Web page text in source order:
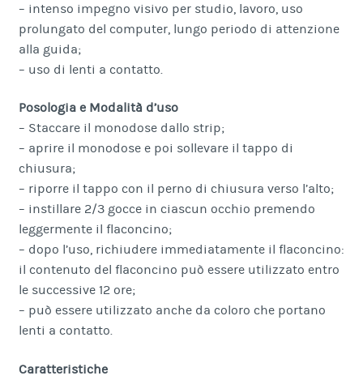
– intenso impegno visivo per studio, lavoro, uso
prolungato del computer, lungo periodo di attenzione
alla guida;
– uso di lenti a contatto.
Posologia e Modalità d’uso
– Staccare il monodose dallo strip;
– aprire il monodose e poi sollevare il tappo di
chiusura;
– riporre il tappo con il perno di chiusura verso l’alto;
– instillare 2/3 gocce in ciascun occhio premendo
leggermente il flaconcino;
– dopo l’uso, richiudere immediatamente il flaconcino:
il contenuto del flaconcino può essere utilizzato entro
le successive 12 ore;
– può essere utilizzato anche da coloro che portano
lenti a contatto.
Caratteristiche